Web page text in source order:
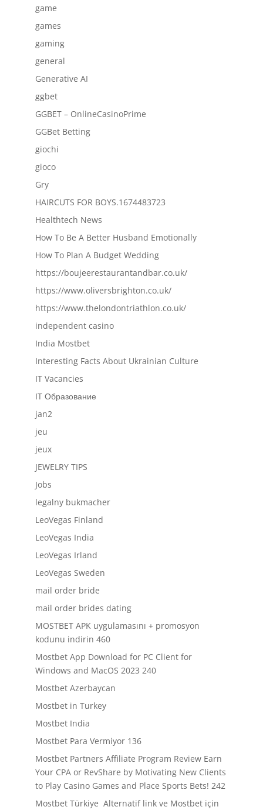
game
games
gaming
general
Generative AI
ggbet
GGBET – OnlineCasinoPrime
GGBet Betting
giochi
gioco
Gry
HAIRCUTS FOR BOYS.1674483723
Healthtech News
How To Be A Better Husband Emotionally
How To Plan A Budget Wedding
https://boujeerestaurantandbar.co.uk/
https://www.oliversbrighton.co.uk/
https://www.thelondontriathlon.co.uk/
independent casino
India Mostbet
Interesting Facts About Ukrainian Culture
IT Vacancies
IT Образование
jan2
jeu
jeux
JEWELRY TIPS
Jobs
legalny bukmacher
LeoVegas Finland
LeoVegas India
LeoVegas Irland
LeoVegas Sweden
mail order bride
mail order brides dating
MOSTBET APK uygulamasını + promosyon
kodunu indirin 460
Mostbet App Download for PC Client for
Windows and MacOS 2023 240
Mostbet Azerbaycan
Mostbet in Turkey
Mostbet India
Mostbet Para Vermiyor 136
Mostbet Partners Affiliate Program Review Earn
Your CPA or RevShare by Motivating New Clients
to Play Casino Games and Place Sports Bets! 242
Mostbet Türkiye ️ Alternatif link ve Mostbet için